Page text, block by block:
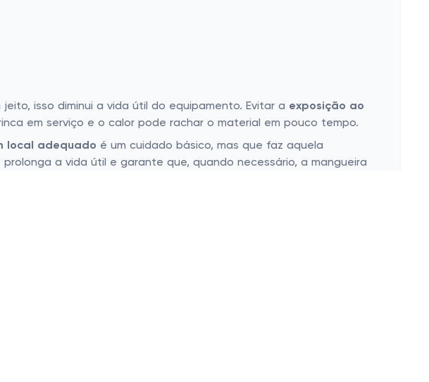
isso diminui a vida útil do equipamento. Evitar a exposição ao
em serviço e o calor pode rachar o material em pouco tempo.
local adequado é um cuidado básico, mas que faz aquela
a vida útil e garante que, quando necessário, a mangueira